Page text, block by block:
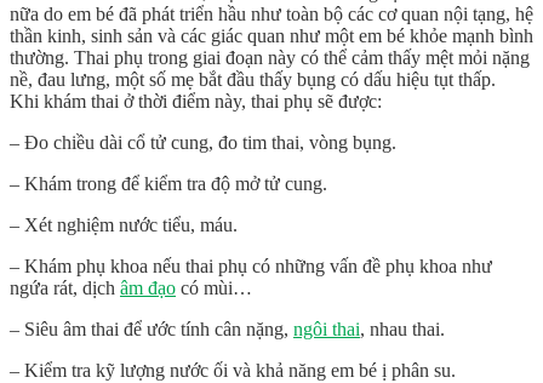
nữa do em bé đã phát triển hầu như toàn bộ các cơ quan nội tạng, hệ
thần kinh, sinh sản và các giác quan như một em bé khỏe mạnh bình
thường. Thai phụ trong giai đoạn này có thể cảm thấy mệt mỏi nặng
nề, đau lưng, một số mẹ bắt đầu thấy bụng có dấu hiệu tụt thấp.
Khi khám thai ở thời điểm này, thai phụ sẽ được:
– Đo chiều dài cổ tử cung, đo tim thai, vòng bụng.
– Khám trong để kiểm tra độ mở tử cung.
– Xét nghiệm nước tiểu, máu.
– Khám phụ khoa nếu thai phụ có những vấn đề phụ khoa như
ngứa rát, dịch âm đạo có mùi…
– Siêu âm thai để ước tính cân nặng, ngôi thai, nhau thai.
– Kiểm tra kỹ lượng nước ối và khả năng em bé ị phân su.